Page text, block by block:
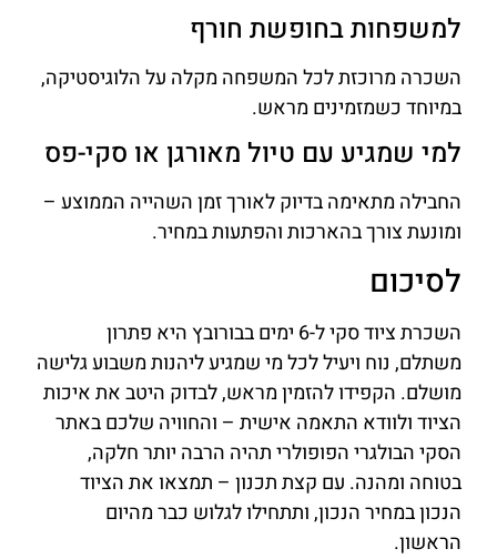
למשפחות בחופשת חורף
השכרה מרוכזת לכל המשפחה מקלה על הלוגיסטיקה,
במיוחד כשמזמינים מראש.
למי שמגיע עם טיול מאורגן או סקי-פס
החבילה מתאימה בדיוק לאורך זמן השהייה הממוצע –
ומונעת צורך בהארכות והפתעות במחיר.
לסיכום
השכרת ציוד סקי ל-6 ימים בבורובץ היא פתרון
משתלם, נוח ויעיל לכל מי שמגיע ליהנות משבוע גלישה
מושלם. הקפידו להזמין מראש, לבדוק היטב את איכות
הציוד ולוודא התאמה אישית – והחוויה שלכם באתר
הסקי הבולגרי הפופולרי תהיה הרבה יותר חלקה,
בטוחה ומהנה. עם קצת תכנון – תמצאו את הציוד
הנכון במחיר הנכון, ותתחילו לגלוש כבר מהיום
הראשון.